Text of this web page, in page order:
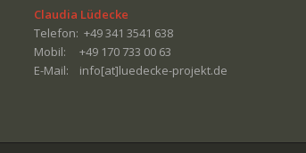
Claudia Lüdecke
Telefon: +49 341 3541 638
Mobil: +49 170 733 00 63
E-Mail: info[at]luedecke-projekt.de